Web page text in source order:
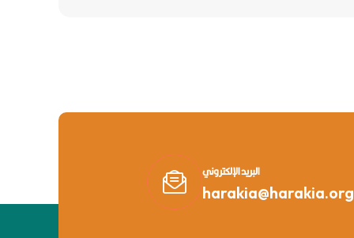
البريد الإلكتروني